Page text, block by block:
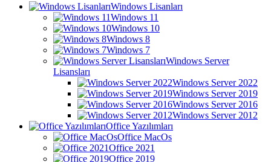
Windows Lisanları
Windows 11
Windows 10
Windows 8
Windows 7
Windows Server
Lisansları
Windows Server 2022
Windows Server 2019
Windows Server 2016
Windows Server 2012
Office Yazılımları
Office MacOs
Office 2021
Office 2019